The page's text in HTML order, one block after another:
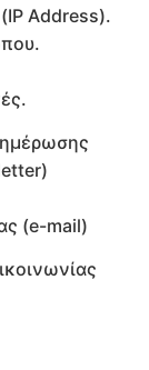
Address).
(e-mail)